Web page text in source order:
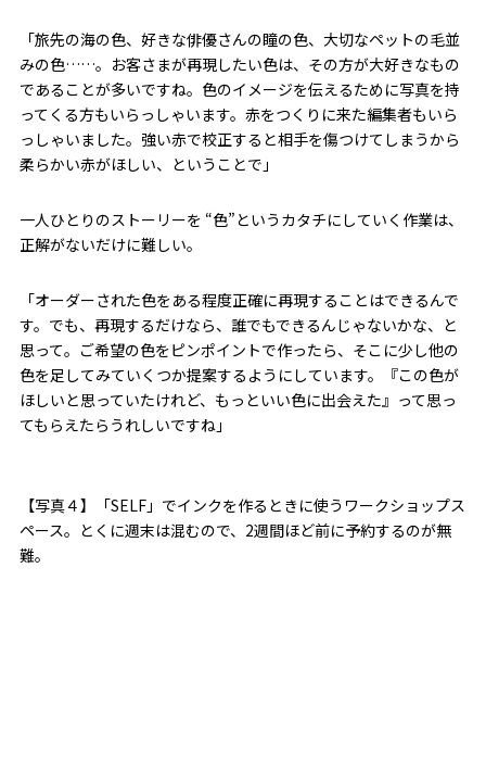
「旅先の海の色、好きな俳優さんの瞳の色、大切なペットの毛並
みの色……。お客さまが再現したい色は、その方が大好きなもの
であることが多いですね。色のイメージを伝えるために写真を持
ってくる方もいらっしゃいます。赤をつくりに来た編集者もいら
っしゃいました。強い赤で校正すると相手を傷つけてしまうから
柔らかい赤がほしい、ということで」
一人ひとりのストーリーを “色”というカタチにしていく作業は、
正解がないだけに難しい。
「オーダーされた色をある程度正確に再現することはできるんで
す。でも、再現するだけなら、誰でもできるんじゃないかな、と
思って。ご希望の色をピンポイントで作ったら、そこに少し他の
色を足してみていくつか提案するようにしています。『この色が
ほしいと思っていたけれど、もっといい色に出会えた』って思っ
てもらえたらうれしいですね」
【写真４】「SELF」でインクを作るときに使うワークショップス
ペース。とくに週末は混むので、2週間ほど前に予約するのが無
難。